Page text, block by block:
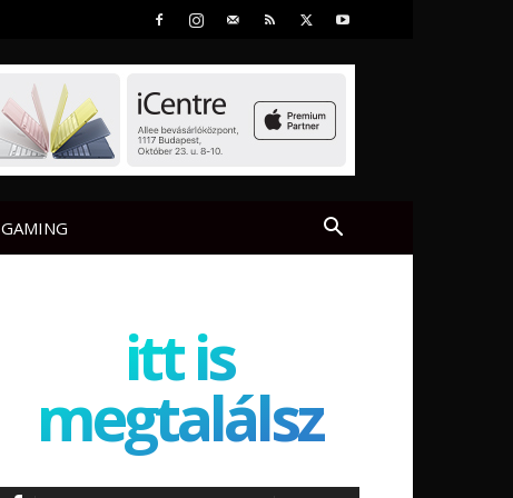
GAMING
itt is
megtalálsz